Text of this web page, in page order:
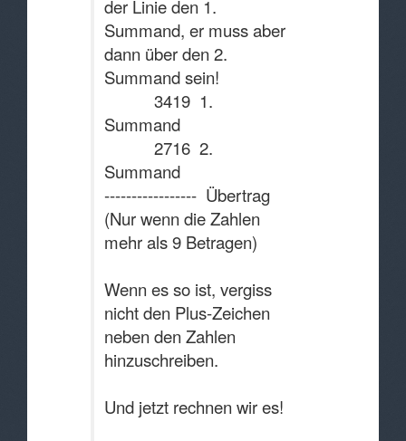
der Linie den 1.
Summand, er muss aber
dann über den 2.
Summand sein!
3419 1.
Summand
2716 2.
Summand
----------------- Übertrag
(Nur wenn die Zahlen
mehr als 9 Betragen)
Wenn es so ist, vergiss
nicht den Plus-Zeichen
neben den Zahlen
hinzuschreiben.
Und jetzt rechnen wir es!